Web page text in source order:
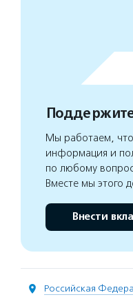
Мы работаем,
информация и
по любому
Вместе мы этого
Внести
Российская